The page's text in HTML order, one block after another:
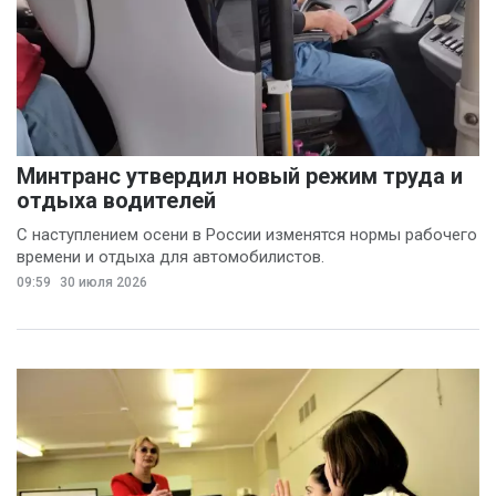
Вячеслав Финагин
(5)
Иван Панов
Анна Лопаткина
Артём Шишков(4)
Владимир Ревенку
Вячеслав Чеглов(4)
Сергей Драндров
Вадим Большаков
(3)
Минтранс утвердил новый режим труда и
отдыха водителей
С наступлением осени в России изменятся нормы рабочего
времени и отдыха для автомобилистов.
09:59 30 июля 2026